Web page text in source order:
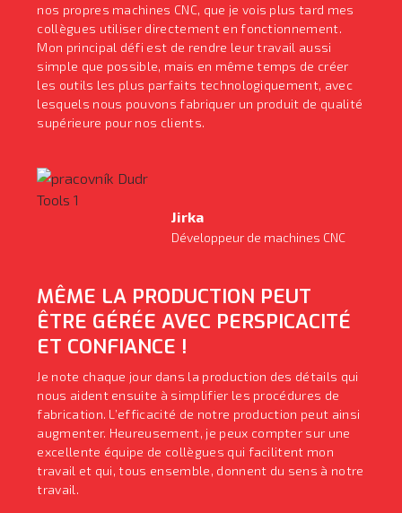
nos propres machines CNC, que je vois plus tard mes
collègues utiliser directement en fonctionnement.
Mon principal défi est de rendre leur travail aussi
simple que possible, mais en même temps de créer
les outils les plus parfaits technologiquement, avec
lesquels nous pouvons fabriquer un produit de qualité
supérieure pour nos clients.
Jirka
Développeur de machines CNC
MÊME LA PRODUCTION PEUT
ÊTRE GÉRÉE AVEC PERSPICACITÉ
ET CONFIANCE !
Je note chaque jour dans la production des détails qui
nous aident ensuite à simplifier les procédures de
fabrication. L’efficacité de notre production peut ainsi
augmenter. Heureusement, je peux compter sur une
excellente équipe de collègues qui facilitent mon
travail et qui, tous ensemble, donnent du sens à notre
travail.